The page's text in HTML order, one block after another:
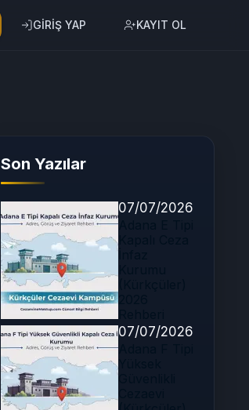
GİRİŞ YAP KAYIT OL
Son Yazılar
07/07/2026
07/07/2026